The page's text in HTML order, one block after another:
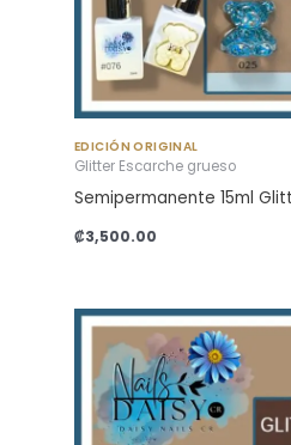
EDICIÓN ORIGINAL
Glitter Escarche grueso
Semipermanente 15ml
₡3,500.00